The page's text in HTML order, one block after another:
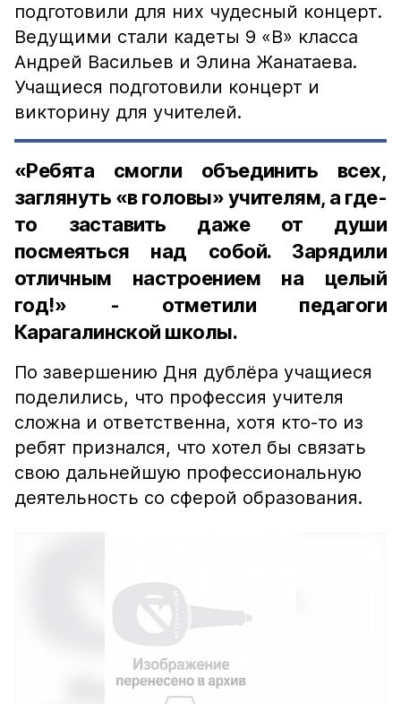
подготовили для них чудесный концерт.
Ведущими стали кадеты 9 «В» класса
Андрей Васильев и Элина Жанатаева.
Учащиеся подготовили концерт и
викторину для учителей.
«Ребята смогли объединить всех,
заглянуть «в головы» учителям, а где-
то заставить даже от души
посмеяться над собой. Зарядили
отличным настроением на целый
год!» - отметили педагоги
Карагалинской школы.
По завершению Дня дублёра учащиеся
поделились, что профессия учителя
сложна и ответственна, хотя кто-то из
ребят признался, что хотел бы связать
свою дальнейшую профессиональную
деятельность со сферой образования.